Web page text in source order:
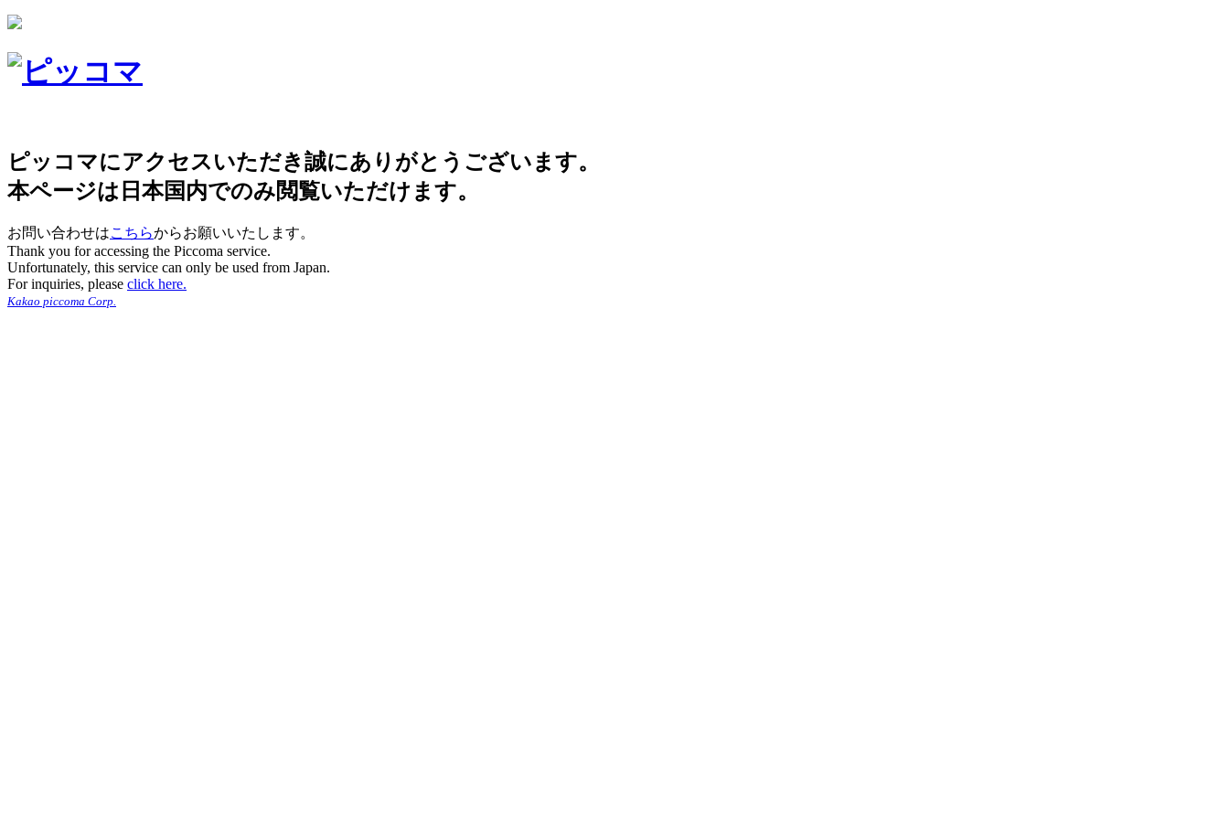
ピッコマにアクセスいただき誠にありがとうございます。
本ページは日本国内でのみ閲覧いただけます。
お問い合わせはこちらからお願いいたします。
Thank you for accessing the Piccoma service.
Unfortunately, this service can only be used from Japan.
For inquiries, please click here.
Kakao piccoma Corp.